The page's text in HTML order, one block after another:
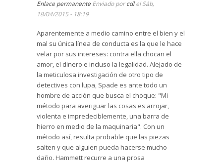
Enlace permanente Enviado porcdlel Sáb,
18/04/2015 - 18:19
Aparentemente a medio camino entre el bien y el
mal su única línea de conducta es la que le hace
velar por sus intereses: contra ella chocan el
amor, el dinero e incluso la legalidad. Alejado de
la meticulosa investigación de otro tipo de
detectives con lupa, Spade es ante todo un
hombre de acción que busca el choque: "Mi
método para averiguar las cosas es arrojar,
violenta e impredeciblemente, una barra de
hierro en medio de la maquinaria". Con un
método así, resulta probable que las piezas
salten y que alguien pueda hacerse mucho
daño. Hammett recurre a una prosa